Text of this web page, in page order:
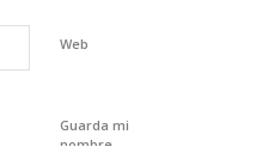
Web
Guarda mi
nombre,